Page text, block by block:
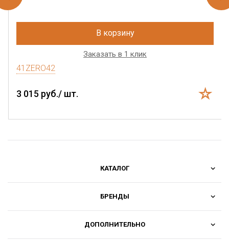
В корзину
Заказать в 1 клик
41ZERO42
3 015 руб./ шт.
КАТАЛОГ
БРЕНДЫ
ДОПОЛНИТЕЛЬНО